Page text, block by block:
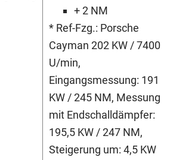
+ 2 NM
* Ref-Fzg.: Porsche
Cayman 202 KW / 7400
U/min,
Eingangsmessung: 191
KW / 245 NM, Messung
mit Endschalldämpfer:
195,5 KW / 247 NM,
Steigerung um: 4,5 KW